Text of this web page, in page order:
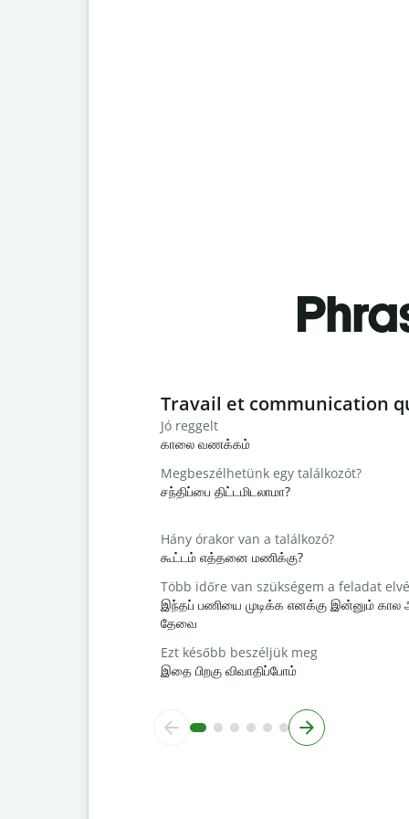
Slide 1 of 6
Travail et communication
Jó reggelt
காலை வணக்கம்
Megbeszélhetünk egy találkozót?
சந்திப்பை திட்டமிடலாமா?
Hány órakor van a találkozó?
கூட்டம் எத்தனை மணிக்கு?
Több időre van szükségem a feladat
இந்தப் பணியை முடிக்க எனக்கு இன்னும்
தேவை
Ezt később beszéljük meg
இதை பிறகு விவாதிப்போம்